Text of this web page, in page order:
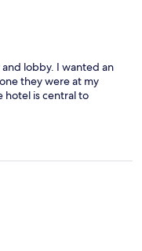
and lobby. I wanted an
they were at my
hotel is central to